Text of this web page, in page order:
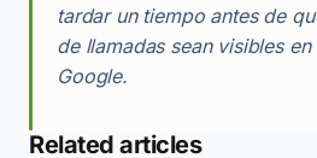
tardar un tiempo antes de
de llamadas sean visibles
Google.
Related articles